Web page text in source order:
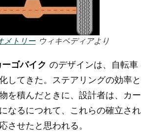
メトリーウィキペディアより
ーゴバイク のデザインは、自転車
してきた。ステアリングの効率と
を積んだときに、設計者は、カー
なるにつれて、これらの確立され
させたと思われる。